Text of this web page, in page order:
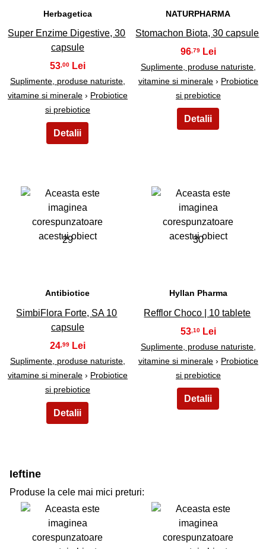
Herbagetica
Super Enzime Digestive, 30
capsule
53 ,00
Suplimente, produse naturiste,
vitamine si minerale› Probiotice
si prebiotice
NATURPHARMA
Stomachon Biota, 30 capsule
96,79
Suplimente, produse naturiste,
vitamine si minerale› Probiotice
si prebiotice
29
Antibiotice
SimbiFlora Forte, SA 10
capsule
24 ,99
Suplimente, produse naturiste,
vitamine si minerale› Probiotice
si prebiotice
30
Hyllan Pharma
Refflor Choco | 10 tablete
53 ,10
Suplimente, produse naturiste,
vitamine si minerale› Probiotice
si prebiotice
Ieftine
Produse la cele mai mici preturi: